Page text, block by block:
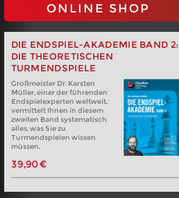
ONLINE SHOP
DIE ENDSPIEL-AKADEMIE BAND 2:
DIE THEORETISCHEN
TURMENDSPIELE
Großmeister Dr. Karsten
Müller, einer der führenden
Endspielexperten weltweit,
vermittelt Ihnen in diesem
zweiten Band systematisch
alles, was Sie zu
Turmendspielen wissen
müssen.
39,90 €